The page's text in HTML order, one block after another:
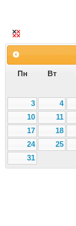
Пн Вт
3
4
10
11
17
18
24
25
31